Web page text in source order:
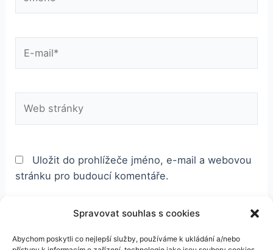
Spravovat souhlas s cookies
Abychom poskytli co nejlepší služby, používáme k ukládání a/nebo
mail*
stránky
Uložit do prohlížeče jméno, e-mail a webovou
stránku pro budoucí komentáře.